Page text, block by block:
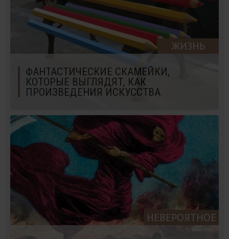
ЖИЗНЬ
ФАНТАСТИЧЕСКИЕ СКАМЕЙКИ,
КОТОРЫЕ ВЫГЛЯДЯТ, КАК
ПРОИЗВЕДЕНИЯ ИСКУССТВА
НЕВЕРОЯТНОЕ